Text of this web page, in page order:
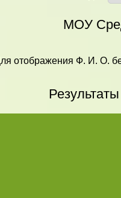
МОУ
отображения Ф. И. О.